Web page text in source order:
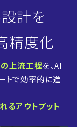
計を
精度化
の上流工程を、AI
トで効率的に進
るアウトプット